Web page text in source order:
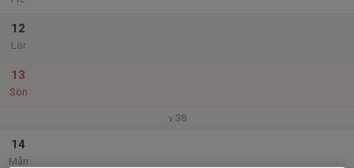
12
Lör
13
Sön
v.38
14
Mån